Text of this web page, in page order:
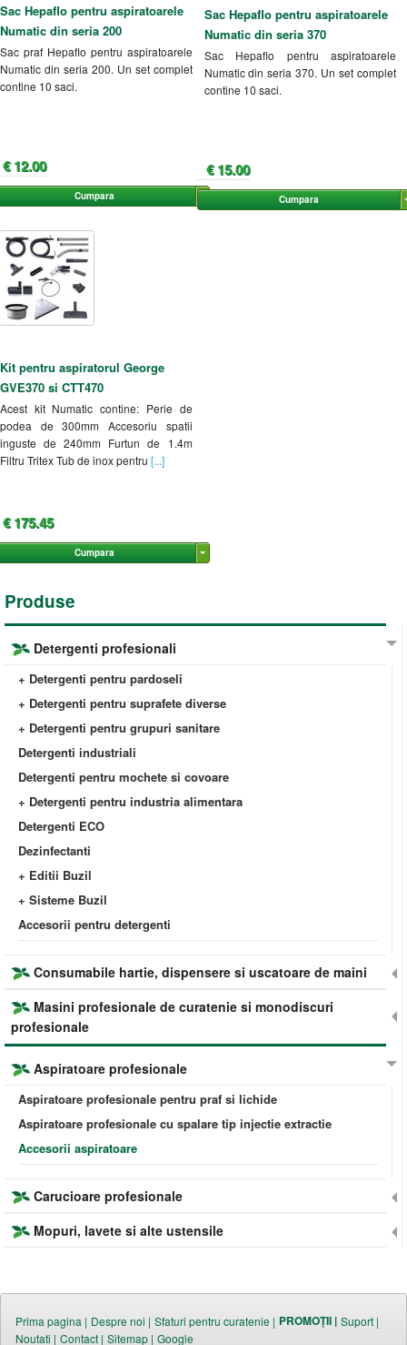
Sac Hepaflo pentru aspiratoarele
Numatic din seria 200
Sac praf Hepaflo pentru aspiratoarele
Numatic din seria 200. Un set complet
contine 10 saci.
€ 12.00
Cumpara
Sac Hepaflo pentru aspiratoarele
Numatic din seria 370
Sac Hepaflo pentru aspiratoarele
Numatic din seria 370. Un set complet
contine 10 saci.
€ 15.00
Cumpara
Kit pentru aspiratorul George
GVE370 si CTT470
Acest kit Numatic contine: Perie de
podea de 300mm Accesoriu spatii
inguste de 240mm Furtun de 1.4m
Filtru Tritex Tub de inox pentru [...]
€ 175.45
Cumpara
Produse
Detergenti profesionali
+ Detergenti pentru pardoseli
+ Detergenti pentru suprafete diverse
+ Detergenti pentru grupuri sanitare
Detergenti industriali
Detergenti pentru mochete si covoare
+ Detergenti pentru industria alimentara
Detergenti ECO
Dezinfectanti
+ Editii Buzil
+ Sisteme Buzil
Accesorii pentru detergenti
Consumabile hartie, dispensere si uscatoare de maini
Masini profesionale de curatenie si monodiscuri
profesionale
Aspiratoare profesionale
Aspiratoare profesionale pentru praf si lichide
Aspiratoare profesionale cu spalare tip injectie extractie
Accesorii aspiratoare
Carucioare profesionale
Mopuri, lavete si alte ustensile
Prima pagina | Despre noi | Sfaturi pentru curatenie | PROMOȚII | Suport |
Noutati | Contact | Sitemap | Google